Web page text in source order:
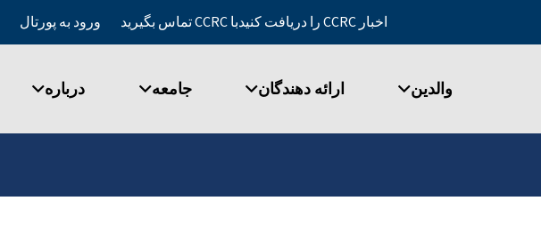
اخبار CCRC را دریافت کنید با CCRC تماس بگیرید ورود به پورتال
والدین ارائه دهندگان جامعه درباره